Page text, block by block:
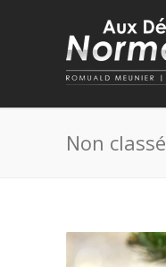
Non classé